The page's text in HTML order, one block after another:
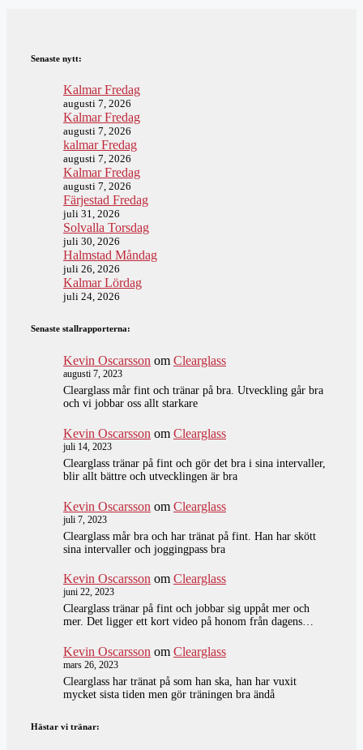
Senaste nytt:
Kalmar Fredag
augusti 7, 2026
Kalmar Fredag
augusti 7, 2026
kalmar Fredag
augusti 7, 2026
Kalmar Fredag
augusti 7, 2026
Färjestad Fredag
juli 31, 2026
Solvalla Torsdag
juli 30, 2026
Halmstad Måndag
juli 26, 2026
Kalmar Lördag
juli 24, 2026
Senaste stallrapporterna:
Kevin Oscarsson om Clearglass
augusti 7, 2023
Clearglass mår fint och tränar på bra. Utveckling går bra
och vi jobbar oss allt starkare
Kevin Oscarsson om Clearglass
juli 14, 2023
Clearglass tränar på fint och gör det bra i sina intervaller,
blir allt bättre och utvecklingen är bra
Kevin Oscarsson om Clearglass
juli 7, 2023
Clearglass mår bra och har tränat på fint. Han har skött
sina intervaller och joggingpass bra
Kevin Oscarsson om Clearglass
juni 22, 2023
Clearglass tränar på fint och jobbar sig uppåt mer och
mer. Det ligger ett kort video på honom från dagens…
Kevin Oscarsson om Clearglass
mars 26, 2023
Clearglass har tränat på som han ska, han har vuxit
mycket sista tiden men gör träningen bra ändå
Hästar vi tränar: